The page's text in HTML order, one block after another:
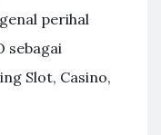
perihal
sebagai
Slot, Casino,